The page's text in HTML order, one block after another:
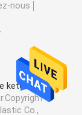
nous
ketchup
Co.,